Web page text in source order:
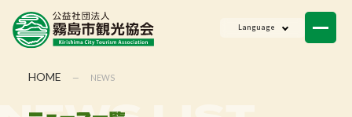
Language
HOME — NEWS